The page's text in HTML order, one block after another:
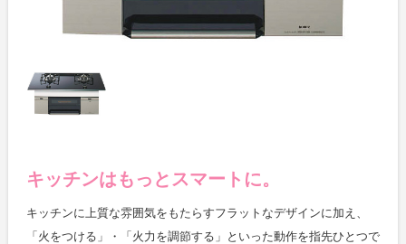
キッチンはもっとスマートに。
キッチンに上質な雰囲気をもたらすフラットなデザインに加え、
「火をつける」・「火力を調節する」といった動作を指先ひとつで